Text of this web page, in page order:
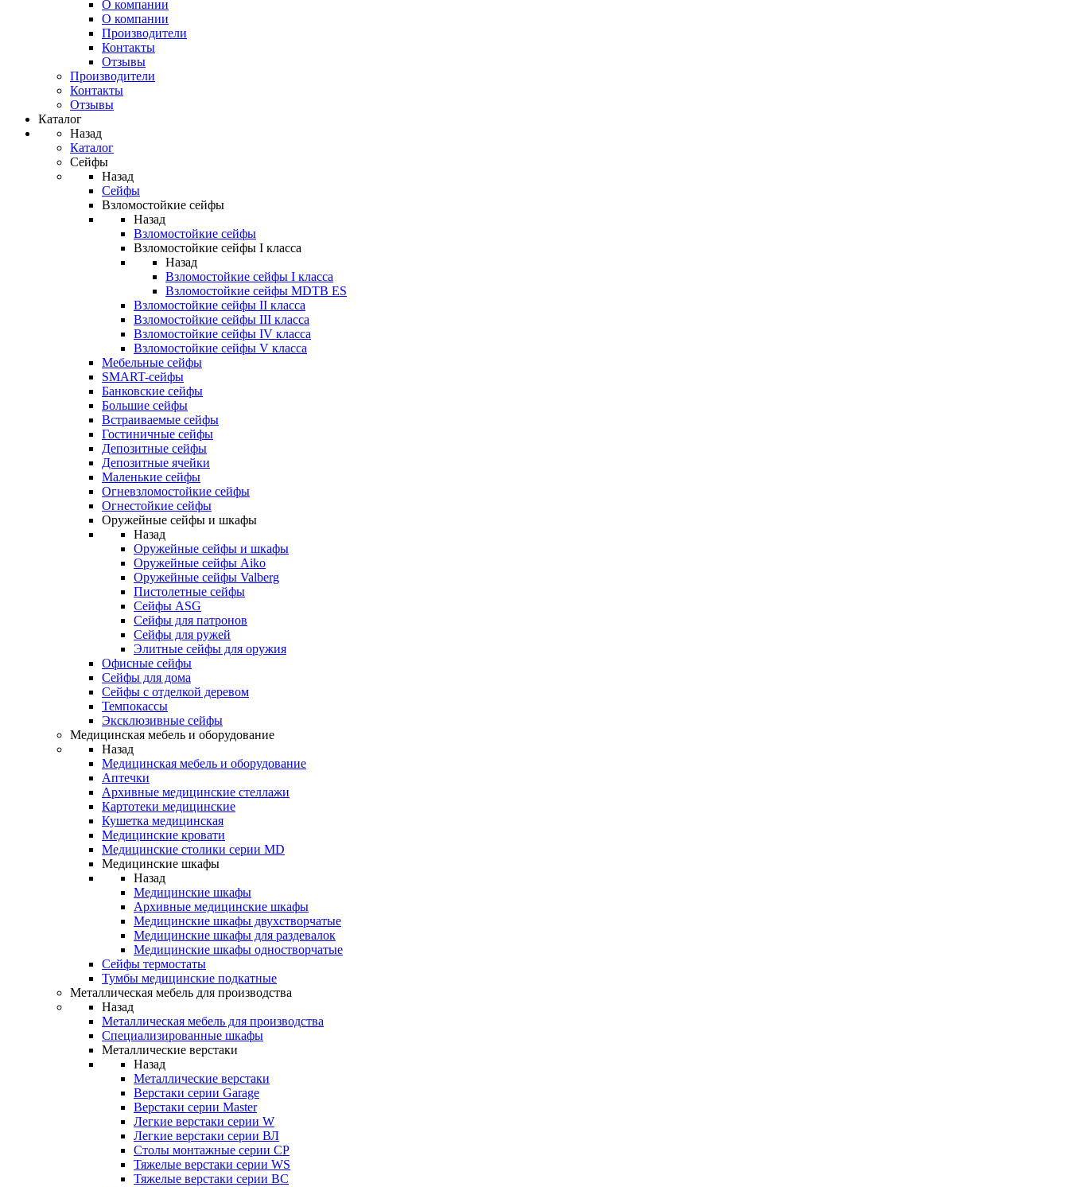
О компании
О компании
Производители
Контакты
Отзывы
Производители
Контакты
Отзывы
Каталог
Назад
Каталог
Сейфы
Назад
Сейфы
Взломостойкие сейфы
Назад
Взломостойкие сейфы
Взломостойкие сейфы I класса
Назад
Взломостойкие сейфы I класса
Взломостойкие сейфы MDTB ES
Взломостойкие сейфы II класса
Взломостойкие сейфы III класса
Взломостойкие сейфы IV класса
Взломостойкие сейфы V класса
Мебельные сейфы
SMART-сейфы
Банковские сейфы
Большие сейфы
Встраиваемые сейфы
Гостиничные сейфы
Депозитные сейфы
Депозитные ячейки
Маленькие сейфы
Огневзломостойкие сейфы
Огнестойкие сейфы
Оружейные сейфы и шкафы
Назад
Оружейные сейфы и шкафы
Оружейные сейфы Aiko
Оружейные сейфы Valberg
Пистолетные сейфы
Сейфы ASG
Сейфы для патронов
Сейфы для ружей
Элитные сейфы для оружия
Офисные сейфы
Сейфы для дома
Сейфы с отделкой деревом
Темпокассы
Эксклюзивные сейфы
Медицинская мебель и оборудование
Назад
Медицинская мебель и оборудование
Аптечки
Архивные медицинские стеллажи
Картотеки медицинские
Кушетка медицинская
Медицинские кровати
Медицинские столики серии MD
Медицинские шкафы
Назад
Медицинские шкафы
Архивные медицинские шкафы
Медицинские шкафы двухстворчатые
Медицинские шкафы для раздевалок
Медицинские шкафы одностворчатые
Сейфы термостаты
Тумбы медицинские подкатные
Металлическая мебель для производства
Назад
Металлическая мебель для производства
Cпециализированные шкафы
Металлические верстаки
Назад
Металлические верстаки
Верстаки серии Garage
Верстаки серии Master
Легкие верстаки серии W
Легкие верстаки серии ВЛ
Столы монтажные серии СР
Тяжелые верстаки серии WS
Тяжелые верстаки серии ВС